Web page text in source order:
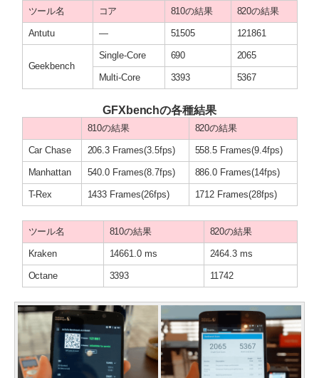
ツール名 コア 810の結果 820の結果
Antutu ― 51505 121861
Geekbench
Single-Core 690 2065
Multi-Core 3393 5367
GFXbenchの各種結果
810の結果 820の結果
Car Chase 206.3 Frames(3.5fps) 558.5 Frames(9.4fps)
Manhattan 540.0 Frames(8.7fps) 886.0 Frames(14fps)
T-Rex 1433 Frames(26fps) 1712 Frames(28fps)
ツール名 810の結果 820の結果
Kraken 14661.0 ms 2464.3 ms
Octane 3393 11742